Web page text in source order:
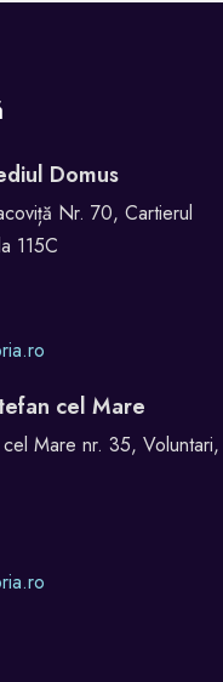
Domus
Nr. 70, Cartierul
115C
cel Mare
Mare nr. 35, Voluntari,